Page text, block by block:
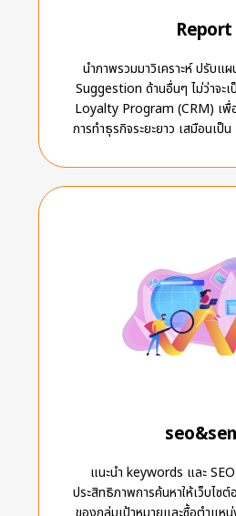
Report
นำภาพรวมมาวิเคราะห์ ปรับแ
Suggestion ด้านอื่นๆ ไม่ว่าจะ
Loyalty Program (CRM) เพื่อ
การทำธุรกิจระยะยาว เสมือนเ
แนะนำ keywords และ
ประสิทธิภาพการค้นหาให้เว็บไซ